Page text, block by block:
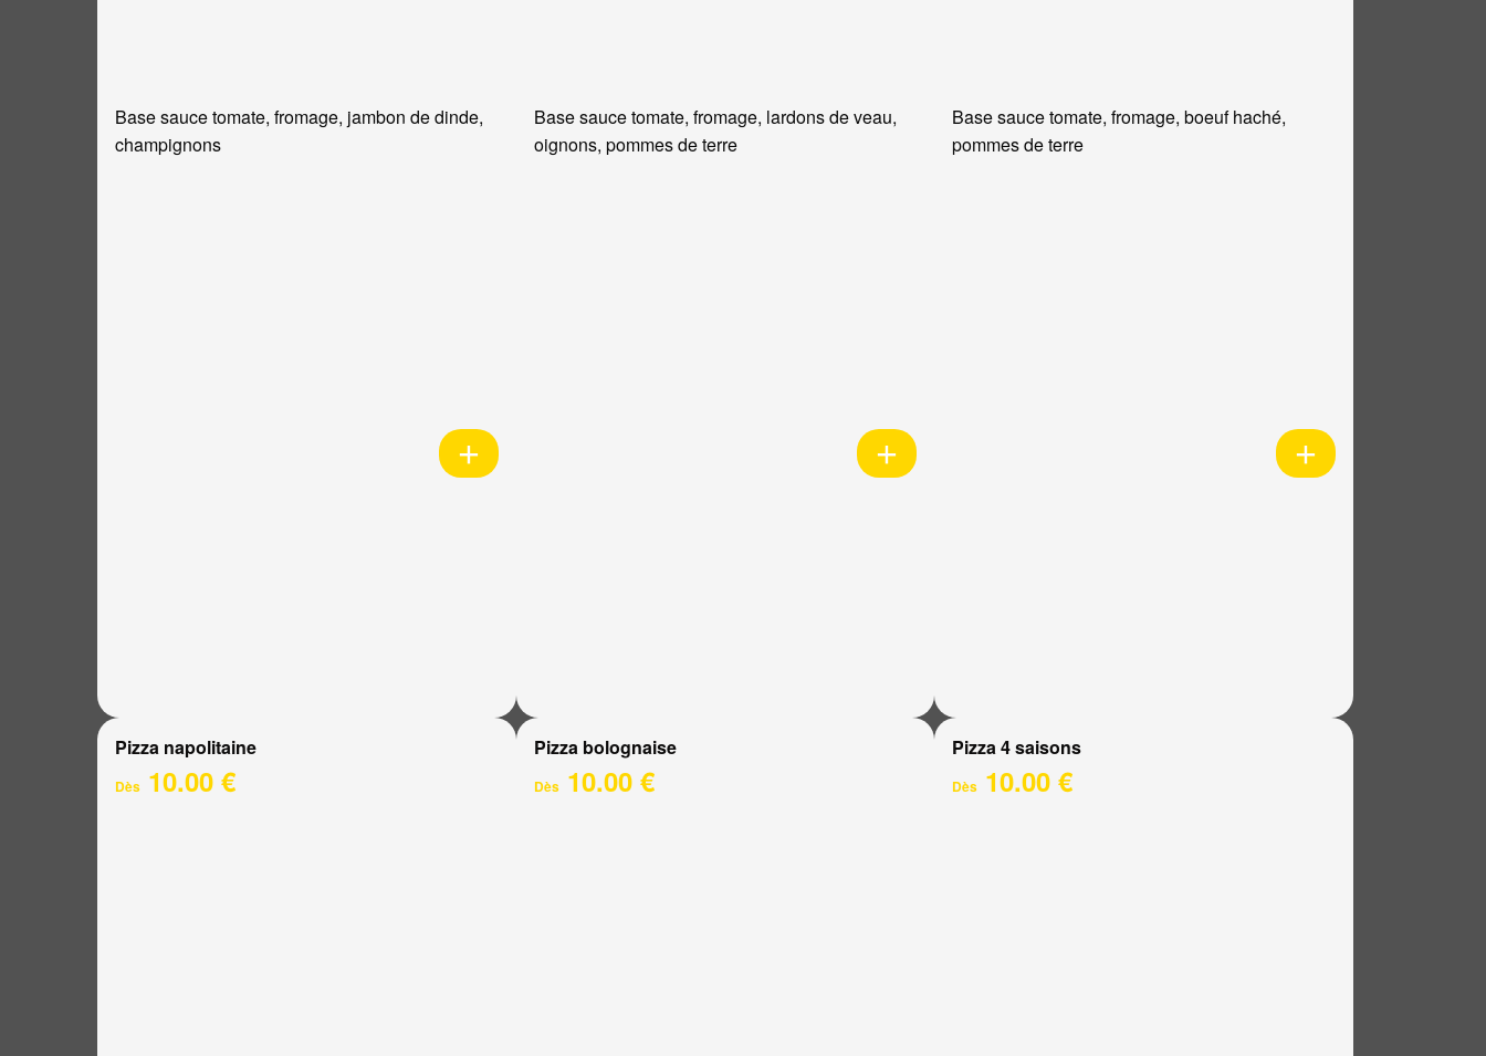
Base sauce tomate, fromage, jambon de dinde,
champignons
Base sauce tomate, fromage, lardons de veau,
oignons, pommes de terre
Base sauce tomate, fromage, boeuf haché,
pommes de terre
Pizza napolitaine
Dès 10.00 €
Pizza bolognaise
Dès10.00 €
Pizza 4 saisons
Dès 10.00 €